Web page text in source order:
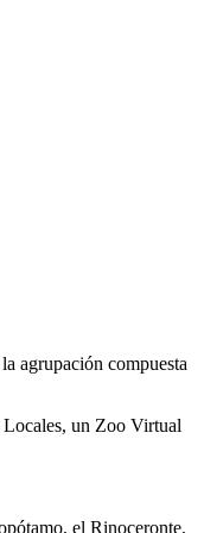
agrupación compuesta
Locales, un Zoo Virtual
el Rinoceronte,